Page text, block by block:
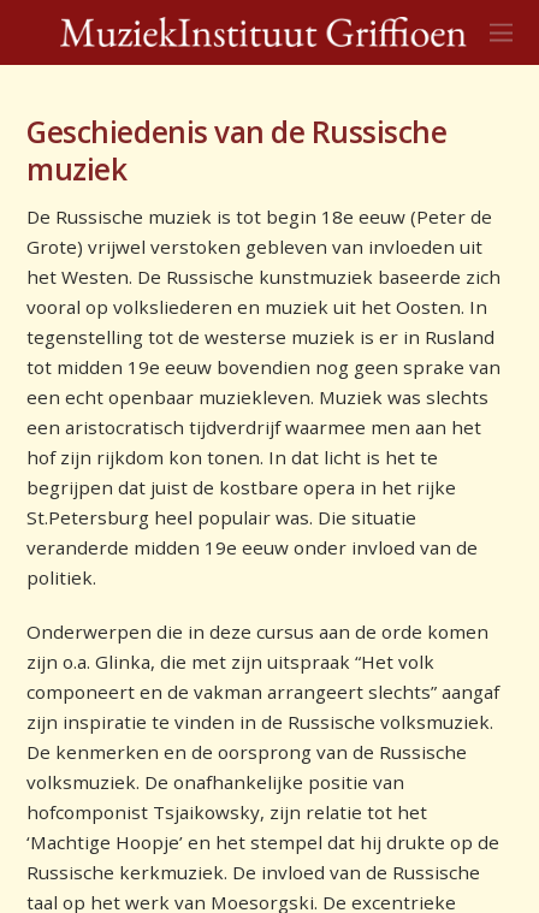
Geschiedenis van de Russische
muziek
De Russische muziek is tot begin 18e eeuw (Peter de
Grote) vrijwel verstoken gebleven van invloeden uit
het Westen. De Russische kunstmuziek baseerde zich
vooral op volksliederen en muziek uit het Oosten. In
tegenstelling tot de westerse muziek is er in Rusland
tot midden 19e eeuw bovendien nog geen sprake van
een echt openbaar muziekleven. Muziek was slechts
een aristocratisch tijdverdrijf waarmee men aan het
hof zijn rijkdom kon tonen. In dat licht is het te
begrijpen dat juist de kostbare opera in het rijke
St.Petersburg heel populair was. Die situatie
veranderde midden 19e eeuw onder invloed van de
politiek.
Onderwerpen die in deze cursus aan de orde komen
zijn o.a. Glinka, die met zijn uitspraak “Het volk
componeert en de vakman arrangeert slechts” aangaf
zijn inspiratie te vinden in de Russische volksmuziek.
De kenmerken en de oorsprong van de Russische
volksmuziek. De onafhankelijke positie van
hofcomponist Tsjaikowsky, zijn relatie tot het
‘Machtige Hoopje’ en het stempel dat hij drukte op de
Russische kerkmuziek. De invloed van de Russische
taal op het werk van Moesorgski. De excentrieke